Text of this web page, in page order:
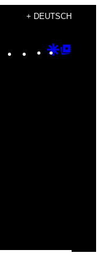
+ DEUTSCH
Instagram
TikTok
YouTube
Google